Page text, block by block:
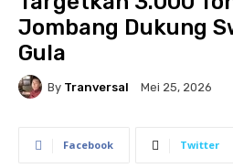
Jombang Dukung
Gula
By Tranversal Mei 25, 2026
Facebook Twitter